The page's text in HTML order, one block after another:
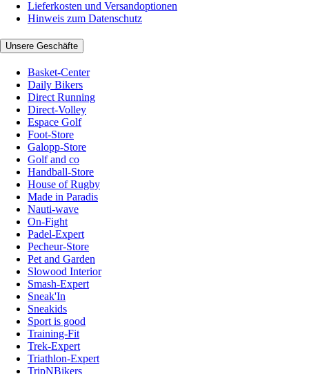
Lieferkosten und Versandoptionen
Hinweis zum Datenschutz
Unsere Geschäfte
Basket-Center
Daily Bikers
Direct Running
Direct-Volley
Espace Golf
Foot-Store
Galopp-Store
Golf and co
Handball-Store
House of Rugby
Made in Paradis
Nauti-wave
On-Fight
Padel-Expert
Pecheur-Store
Pet and Garden
Slowood Interior
Smash-Expert
Sneak'In
Sneakids
Sport is good
Training-Fit
Trek-Expert
Triathlon-Expert
TripNBikers